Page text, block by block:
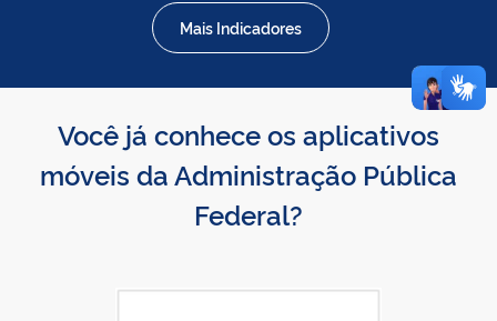
Mais Indicadores
Você já conhece os aplicativos
móveis da Administração Pública
Federal?